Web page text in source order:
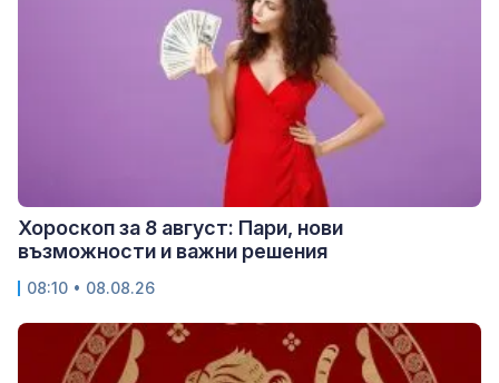
Хороскоп за 8 август: Пари, нови
възможности и важни решения
08:10 • 08.08.26